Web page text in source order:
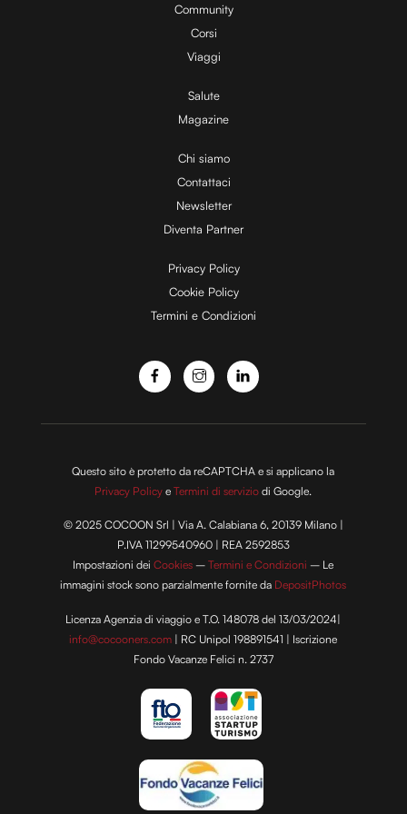
Community
Corsi
Viaggi
Salute
Magazine
Chi siamo
Contattaci
Newsletter
Diventa Partner
Privacy Policy
Cookie Policy
Termini e Condizioni
Questo sito è protetto da reCAPTCHA e si applicano la
Privacy Policy eTermini di servizio di Google.
© 2025 COCOON Srl | Via A. Calabiana 6, 20139 Milano |
P.IVA 11299540960 | REA 2592853
Impostazioni deiCookies –Termini e Condizioni – Le
immagini stock sono parzialmente fornite da DepositPhotos
Licenza Agenzia di viaggio e T.O. 148078 del 13/03/2024|
info@cocooners.com | RC Unipol 198891541 | Iscrizione
Fondo Vacanze Felici n. 2737